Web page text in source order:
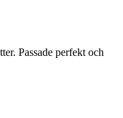
Passade perfekt och